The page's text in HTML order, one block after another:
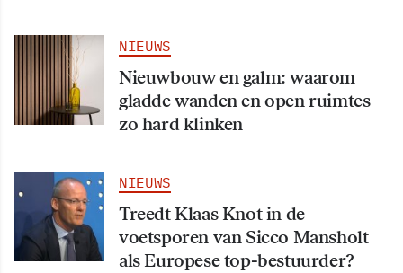
NIEUWS
Nieuwbouw en galm: waarom
gladde wanden en open ruimtes
zo hard klinken
NIEUWS
Treedt Klaas Knot in de
voetsporen van Sicco Mansholt
als Europese top-bestuurder?